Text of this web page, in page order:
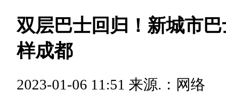
双层巴士回归！新城市
样成都
2023-01-06 11:51 来源.：网络